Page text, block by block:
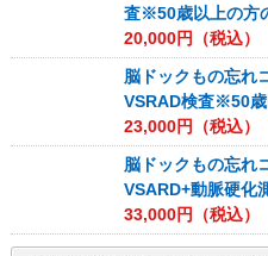
査※50歳以上の方
20,000円（税込）
脳ドックもの忘れ
VSRAD検査※50
23,000円（税込）
脳ドックもの忘れ
VSARD+動脈硬化
33,000円（税込）